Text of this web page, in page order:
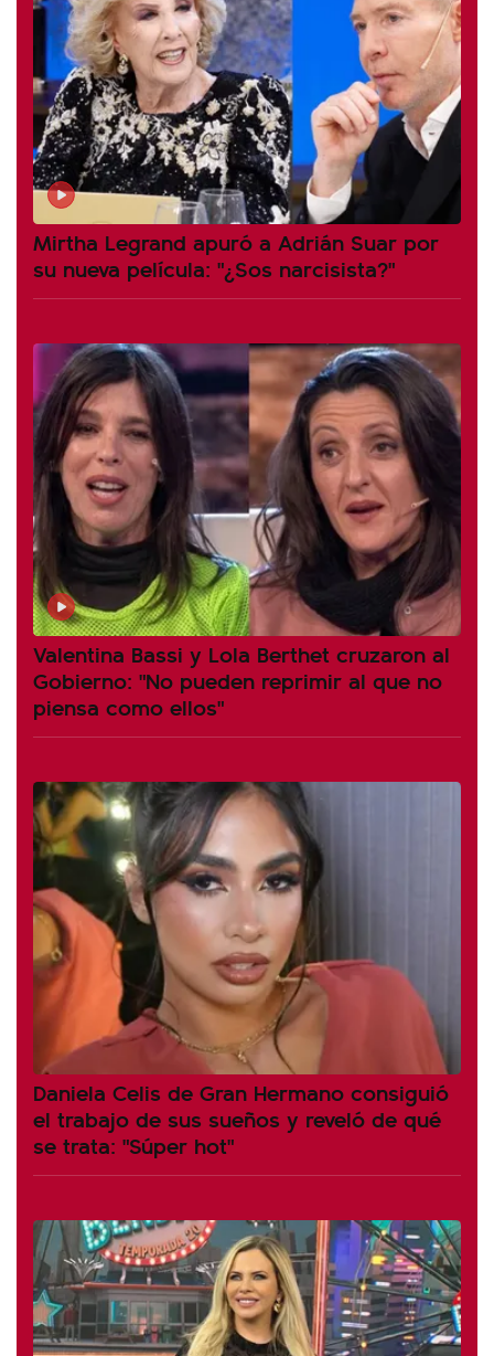
Mirtha Legrand apuró a Adrián Suar por
su nueva película: "¿Sos narcisista?"
Valentina Bassi y Lola Berthet cruzaron al
Gobierno: "No pueden reprimir al que no
piensa como ellos"
Daniela Celis de Gran Hermano consiguió
el trabajo de sus sueños y reveló de qué
se trata: "Súper hot"